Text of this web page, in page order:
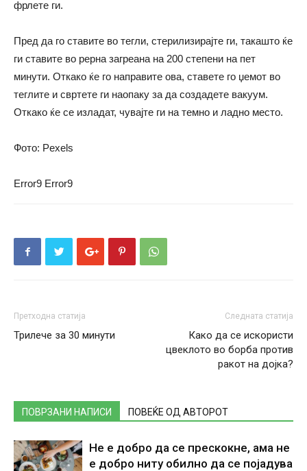
фрлете ги.
Пред да го ставите во тегли, стерилизирајте ги, такашто ќе
ги ставите во рерна загреана на 200 степени на пет
минути. Откако ќе го направите ова, ставете го џемот во
теглите и свртете ги наопаку за да создадете вакуум.
Откако ќе се изладат, чувајте ги на темно и ладно место.
Фото: Pexels
Error9 Error9
Претходна статија
Трилече за 30 минути
Следната статија
Како да се искористи
цвеклото во борба против
ракот на дојка?
ПОВРЗАНИ НАПИСИ ПОВЕЌЕ ОД АВТОРОТ
Не е добро да се прескокне, ама не
е добро ниту обилно да се појадува